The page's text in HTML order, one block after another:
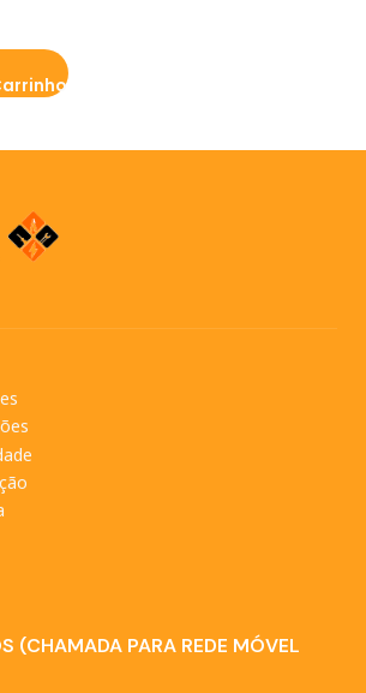
(CHAMADA PARA REDE MÓVEL